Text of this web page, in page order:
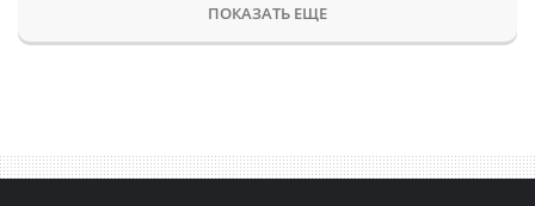
ПОКАЗАТЬ ЕЩЕ